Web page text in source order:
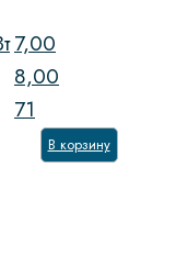
7,00
8,00
71
В корзину